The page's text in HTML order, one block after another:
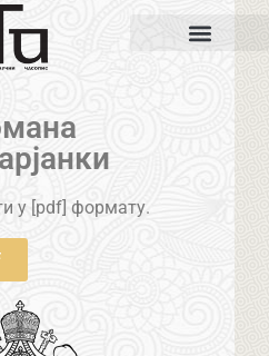
у [pdf] формату.